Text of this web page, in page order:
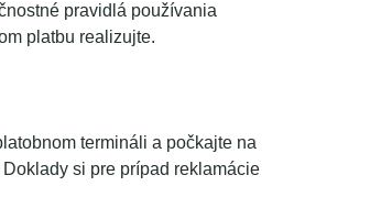
pravidlá používania
platbu realizujte.
termináli a počkajte na
si pre prípad reklamácie